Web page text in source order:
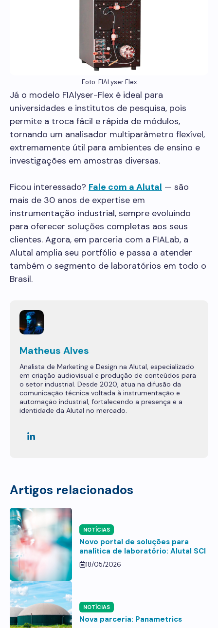
Foto: FIALyser Flex
Já o modelo FIAlyser-Flex é ideal para
universidades e institutos de pesquisa, pois
permite a troca fácil e rápida de módulos,
tornando um analisador multiparâmetro flexível,
extremamente útil para ambientes de ensino e
investigações em amostras diversas.
Ficou interessado? Fale com a Alutal — são
mais de 30 anos de expertise em
instrumentação industrial, sempre evoluindo
para oferecer soluções completas aos seus
clientes. Agora, em parceria com a FIALab, a
Alutal amplia seu portfólio e passa a atender
também o segmento de laboratórios em todo o
Brasil.
Matheus Alves
Analista de Marketing e Design na Alutal, especializado
em criação audiovisual e produção de conteúdos para
o setor industrial. Desde 2020, atua na difusão da
comunicação técnica voltada à instrumentação e
automação industrial, fortalecendo a presença e a
identidade da Alutal no mercado.
Artigos relacionados
NOTÍCIAS
Novo portal de soluções para
analítica de laboratório: Alutal SCI
18/05/2026
NOTÍCIAS
Nova parceria: Panametrics